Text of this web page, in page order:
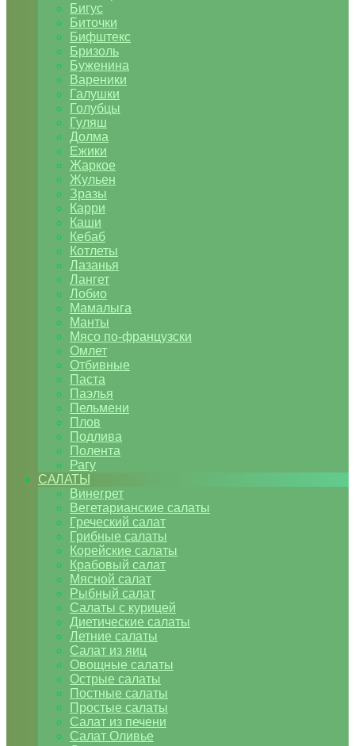
Бигус
Биточки
Бифштекс
Бризоль
Буженина
Вареники
Галушки
Голубцы
Гуляш
Долма
Ежики
Жаркое
Жульен
Зразы
Карри
Каши
Кебаб
Котлеты
Лазанья
Лангет
Лобио
Мамалыга
Манты
Мясо по-французски
Омлет
Отбивные
Паста
Паэлья
Пельмени
Плов
Подлива
Полента
Рагу
САЛАТЫ
Винегрет
Вегетарианские салаты
Греческий салат
Грибные салаты
Корейские салаты
Крабовый салат
Мясной салат
Рыбный салат
Салаты с курицей
Диетические салаты
Летние салаты
Салат из яиц
Овощные салаты
Острые салаты
Постные салаты
Простые салаты
Салат из печени
Салат Оливье